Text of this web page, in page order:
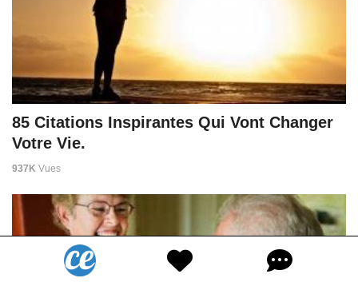
85 Citations Inspirantes Qui Vont Changer
Votre Vie.
937K Vues